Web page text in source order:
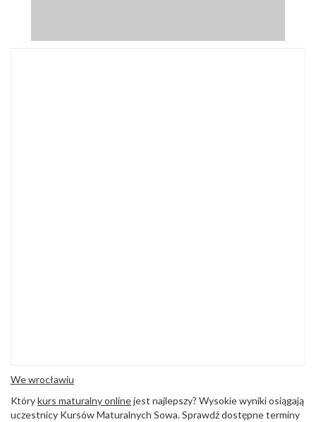
We wrocławiu
Którykurs maturalny onlinejest najlepszy? Wysokie wyniki osiągają
uczestnicy Kursów Maturalnych Sowa. Sprawdź dostępne terminy